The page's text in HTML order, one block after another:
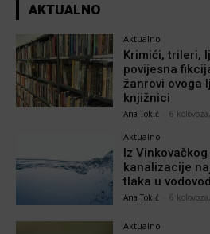
AKTUALNO
Aktualno
Krimići, trileri,
povijesna
žanrovi ovoga
knjižnici
Ana Tokić 6
Aktualno
Iz
kanalizacije
tlaka u
Ana Tokić 6
Aktualno